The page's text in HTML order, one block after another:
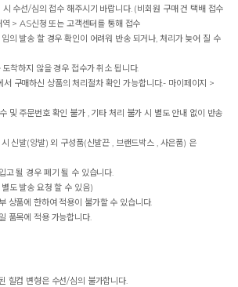
수선/심의 접수 해주시기 바랍니다. (비회원 구매 건 택배 접수
> AS신청 또는 고객센터를 통해 접수
의 발송 할 경우 확인이 어려워 반송 되거나, 처리가 늦어 질 수
착하지 않을 경우 접수가 취소 됩니다.
서 구매하신 상품의 처리절차 확인 가능합니다.- 마이페이지 >
및 주문번호 확인 불가 , 기타 처리 불가 시 별도 안내 없이 반송
신발(양발) 외 구성품(신발끈 , 브랜드박스 , 사은품) 은
고 될 경우 폐기 될 수 있습니다.
도 발송 요청 할 수 있음)
상품에 한하여 적용이 불가할 수 있습니다.
품목에 적용 가능합니다.
힐컵 변형은 수선/심의 불가합니다.